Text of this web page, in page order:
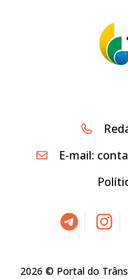
E-mail:
2026 © Portal do